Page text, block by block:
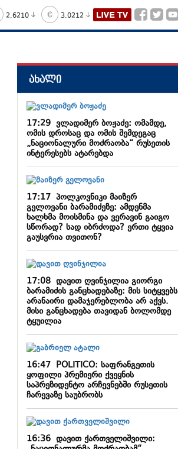
2.6210 3.0212
ახალი
17:29ვლადიმერ ბოჟაძე: ომამდე,
ომის დროსაც და ომის შემდეგაც
„ნაციონალური მოძრაობა“ რუსეთის
ინტერესებს ატარებდა
17:17პოლკოვნიკი მაიზერ
გელოვანი ბარამიძეზე: ამდენმა
ხალხმა მოისმინა და ვერავინ გაიგო
სწორად? სად იბრძოდა? ერთი ტყვია
გაუსვრია თვითონ?
17:08დავით ღვინჯილია გიორგი
ბარამიძის განცხადებაზე: მის სიტყვებს
არანაირი დამაჯერებლობა არ აქვს.
მისი განცხადება თავიდან ბოლომდე
ტყუილია
16:47POLITICO: საფრანგეთის
ყოფილი პრემიერი ქვეყნის
საპრეზიდენტო არჩევნებში რუსეთის
ჩარევაზე საუბრობს
16:36დავით ქართველიშვილი: